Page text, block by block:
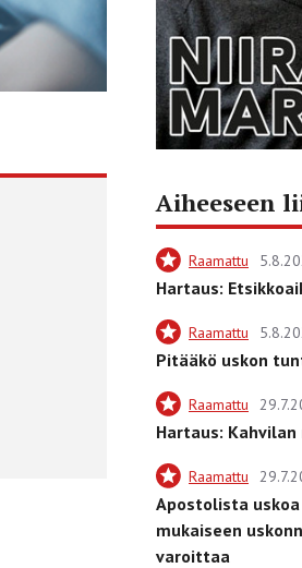
Aiheeseen
Raamattu
Hartaus:
Raamattu
Pitääkö uskon
Raamattu
Hartaus: Kahvilan
Raamattu
Apostolista
mukaiseen
varoittaa